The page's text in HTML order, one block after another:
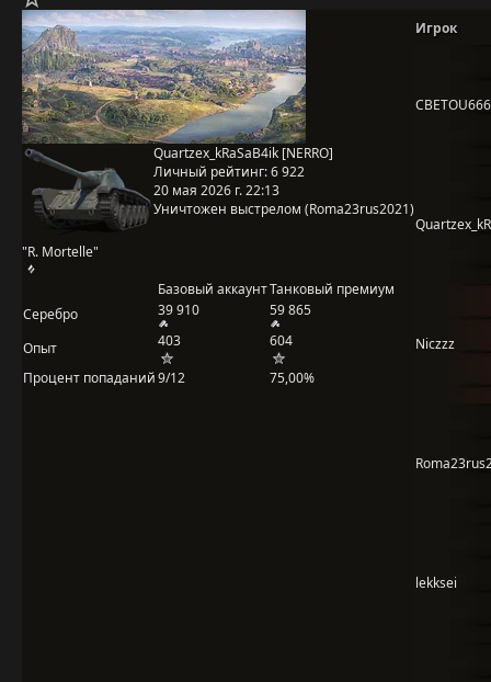
"R. Mortelle"
Quartzex_kRaSaB4ik [NERRO]
Личный рейтинг:6 922
20 мая 2026 г. 22:13
Уничтожен выстрелом (Roma23rus2021)
Базовый аккаунтТанковый премиум
Серебро
39 910 59 865
Опыт 403
604
Процент попаданий9/12 75,00%
Игрок
CBETOU666
Niczzz
lekksei